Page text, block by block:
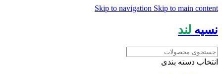
Skip to navigation Skip to main content
نسیه لند
انتخاب دسته بندی